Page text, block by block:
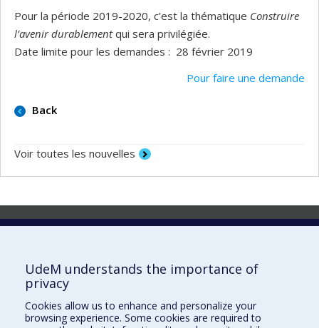
Pour la période 2019-2020, c’est la thématique Construire
l’avenir durablementqui sera privilégiée.
Date limite pour les demandes : 28 février 2019
Pour faire une demande
Back
Voir toutes les nouvelles
Laboratoire d'innovation
Vice-rectorat aux affaires étudiantes et aux études
Inven_T
UdeM understands the importance of
privacy
Cookies allow us to enhance and personalize your
browsing experience. Some cookies are required to